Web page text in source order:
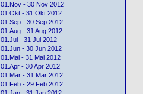
01.Nov - 30 Nov 2012
01.Okt - 31 Okt 2012
01.Sep - 30 Sep 2012
01.Aug - 31 Aug 2012
01.Jul - 31 Jul 2012
01.Jun - 30 Jun 2012
01.Mai - 31 Mai 2012
01.Apr - 30 Apr 2012
01.Mär - 31 Mär 2012
01.Feb - 29 Feb 2012